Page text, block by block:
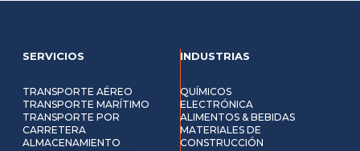
SERVICIOS
TRANSPORTE AÉREO
TRANSPORTE MARÍTIMO
TRANSPORTE POR
CARRETERA
ALMACENAMIENTO
INDUSTRIAS
QUÍMICOS
ELECTRÓNICA
ALIMENTOS & BEBIDAS
MATERIALES DE
CONSTRUCCIÓN